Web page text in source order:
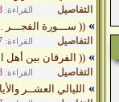
القراءة: التفاصيل
»(( ســـورة الفجـــر
القراءة: التفاصيل
»(( الفرقان بين أهل
القراءة: التفاصيل
» الليالي العشــر